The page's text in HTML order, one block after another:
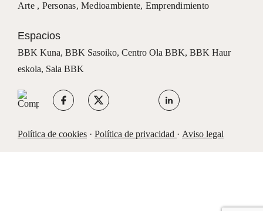
Arte , Personas,Medioambiente, Emprendimiento
Espacios
BBK Kuna, BBK Sasoiko, Centro Ola BBK, BBK Haur
eskola, Sala BBK
Política de cookies· Política de privacidad · Aviso legal